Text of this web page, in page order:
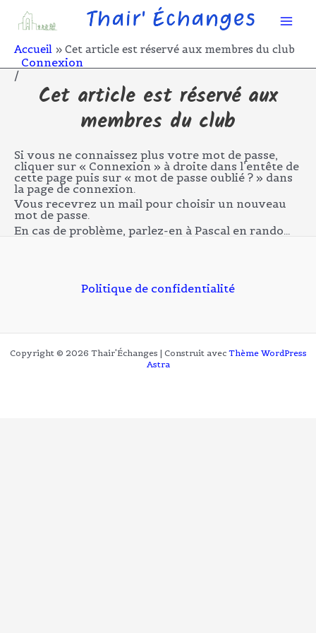
contenu
Accueil Cet article est réservé aux membres du club
Connexion
/
Cet article est réservé aux
membres du club
Si vous ne connaissez plus votre mot de passe,
cliquer sur « Connexion » à droite dans l’entête de
cette page puis sur « mot de passe oublié ? » dans
la page de connexion.
Vous recevrez un mail pour choisir un nouveau
mot de passe.
En cas de problème, parlez-en à Pascal en rando…
Politique de confidentialité
Copyright © 2026 Thair'Échanges | Construit avec Thème WordPress
Astra